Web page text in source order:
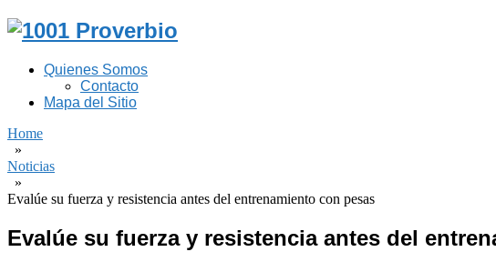
Quienes Somos
Contacto
Mapa del Sitio
Home
»
Noticias
»
Evalúe su fuerza y resistencia antes del entrenamiento con pesas
Evalúe su fuerza y resistencia antes del